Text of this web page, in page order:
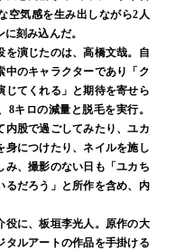
空気感を生み出しながら2人
刻み込んだ。
を演じたのは、高橋文哉。自
中のキャラクターであり「ク
じてくれる」と期待を寄せら
8キロの減量と脱毛を実行。
内股で過ごしてみたり、ユカ
身につけたり、ネイルを施し
み、撮影のない日も「ユカち
るだろう」と所作を含め、内
役に、板垣李光人。原作の大
タルアートの作品を手掛ける